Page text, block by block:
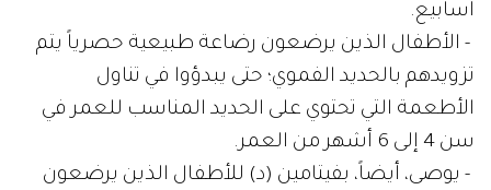
أسابيع.
- الأطفال الذين يرضعون رضاعة طبيعية حصرياً يتم
تزويدهم بالحديد الفموي؛ حتى يبدؤوا في تناول
الأطعمة التي تحتوي على الحديد المناسب للعمر في
سن 4 إلى 6 أشهر من العمر.
- يوصى، أيضاً، بفيتامين (د) للأطفال الذين يرضعون